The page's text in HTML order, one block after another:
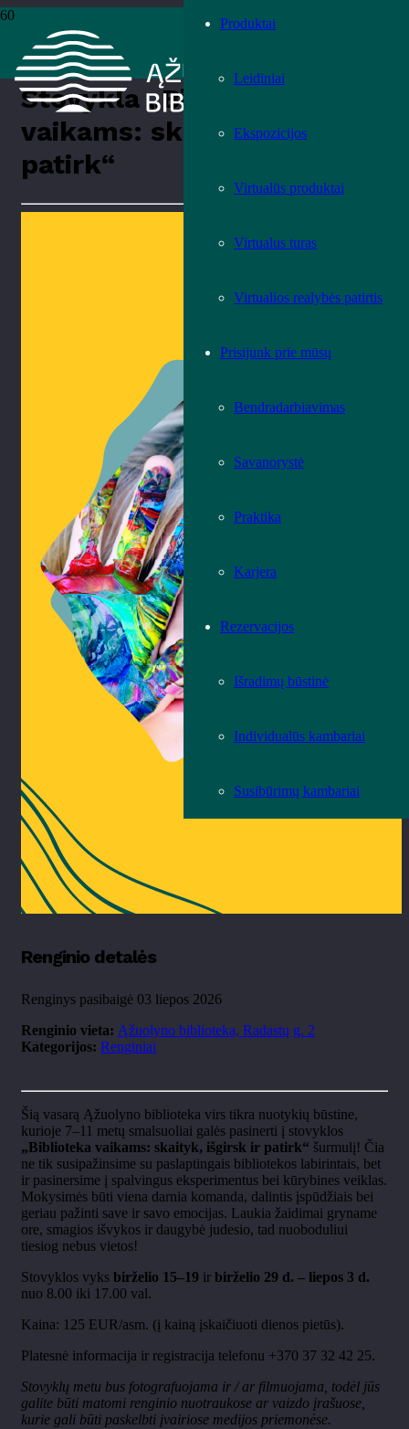
Produktai
Leidiniai
Ekspozicijos
Virtualūs produktai
Virtualus turas
Virtualios realybės patirtis
Prisijunk prie mūsų
Bendradarbiavimas
Savanorystė
Praktika
Karjera
Rezervacijos
Išradimų būstinė
Individualūs kambariai
Susibūrimų kambariai
Stovykla „Biblioteka vaikams:
skaityk, išgirsk ir patirk“
Stovykla „Biblioteka
vaikams: skaityk, išgirsk ir
patirk“
Renginio detalės
Renginys pasibaigė 03 liepos 2026
Renginio vieta: Ąžuolyno biblioteka, Radastų g. 2
Kategorijos: Renginiai
Šią vasarą Ąžuolyno biblioteka virs tikra nuotykių būstine,
kurioje 7–11 metų smalsuoliai galės pasinerti į stovyklos
„Biblioteka vaikams: skaityk, išgirsk ir patirk“ šurmulį! Čia
ne tik susipažinsime su paslaptingais bibliotekos labirintais, bet
ir pasinersime į spalvingus eksperimentus bei kūrybines veiklas.
Mokysimės būti viena darnia komanda, dalintis įspūdžiais bei
geriau pažinti save ir savo emocijas. Laukia žaidimai gryname
ore, smagios išvykos ir daugybė judesio, tad nuoboduliui
tiesiog nebus vietos!
Stovyklos vyks birželio 15–19 ir birželio 29 d. – liepos 3 d.
nuo 8.00 iki 17.00 val.
Kaina: 125 EUR/asm. (į kainą įskaičiuoti dienos pietūs).
Platesnė informacija ir registracija telefonu +370 37 32 42 25.
Stovyklų metu bus fotografuojama ir / ar filmuojama, todėl jūs
galite būti matomi renginio nuotraukose ar vaizdo įrašuose,
kurie gali būti paskelbti įvairiose medijos priemonėse.